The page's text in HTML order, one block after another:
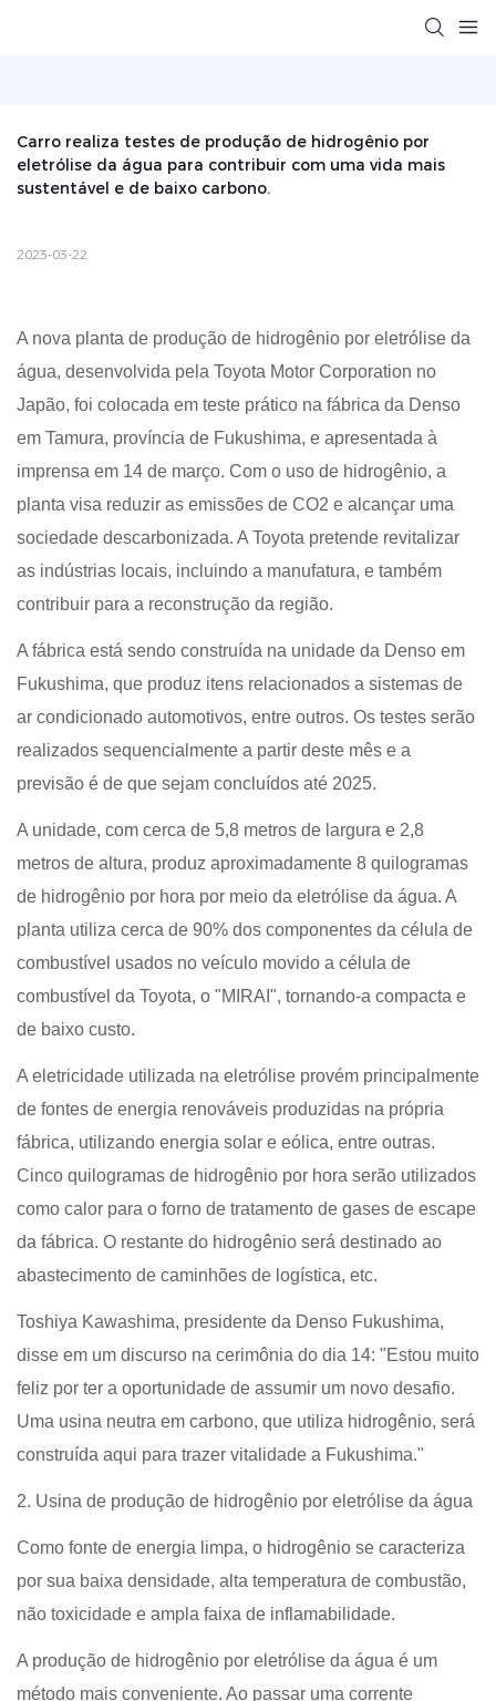
Carro realiza testes de produção de hidrogênio por
eletrólise da água para contribuir com uma vida mais
sustentável e de baixo carbono.
2023-03-22
A nova planta de produção de hidrogênio por eletrólise da
água, desenvolvida pela Toyota Motor Corporation no
Japão, foi colocada em teste prático na fábrica da Denso
em Tamura, província de Fukushima, e apresentada à
imprensa em 14 de março. Com o uso de hidrogênio, a
planta visa reduzir as emissões de CO2 e alcançar uma
sociedade descarbonizada. A Toyota pretende revitalizar
as indústrias locais, incluindo a manufatura, e também
contribuir para a reconstrução da região.
A fábrica está sendo construída na unidade da Denso em
Fukushima, que produz itens relacionados a sistemas de
ar condicionado automotivos, entre outros. Os testes serão
realizados sequencialmente a partir deste mês e a
previsão é de que sejam concluídos até 2025.
A unidade, com cerca de 5,8 metros de largura e 2,8
metros de altura, produz aproximadamente 8 quilogramas
de hidrogênio por hora por meio da eletrólise da água. A
planta utiliza cerca de 90% dos componentes da célula de
combustível usados ​​no veículo movido a célula de
combustível da Toyota, o "MIRAI", tornando-a compacta e
de baixo custo.
A eletricidade utilizada na eletrólise provém principalmente
de fontes de energia renováveis ​​produzidas na própria
fábrica, utilizando energia solar e eólica, entre outras.
Cinco quilogramas de hidrogênio por hora serão utilizados
como calor para o forno de tratamento de gases de escape
da fábrica. O restante do hidrogênio será destinado ao
abastecimento de caminhões de logística, etc.
Toshiya Kawashima, presidente da Denso Fukushima,
disse em um discurso na cerimônia do dia 14: "Estou muito
feliz por ter a oportunidade de assumir um novo desafio.
Uma usina neutra em carbono, que utiliza hidrogênio, será
construída aqui para trazer vitalidade a Fukushima."
2. Usina de produção de hidrogênio por eletrólise da água
Como fonte de energia limpa, o hidrogênio se caracteriza
por sua baixa densidade, alta temperatura de combustão,
não toxicidade e ampla faixa de inflamabilidade.
A produção de hidrogênio por eletrólise da água é um
método mais conveniente. Ao passar uma corrente